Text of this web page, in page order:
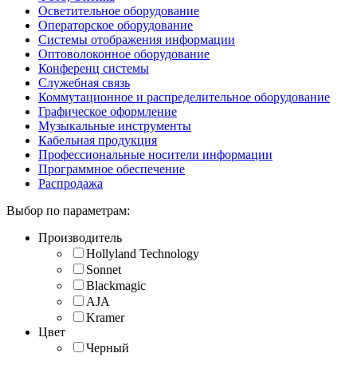
Осветительное оборудование
Операторское оборудование
Системы отображения информации
Оптоволоконное оборудование
Конференц системы
Служебная связь
Коммутационное и распределительное оборудование
Графическое оформление
Музыкальные инструменты
Кабельная продукция
Профессиональные носители информации
Программное обеспечение
Распродажа
Выбор по параметрам:
Производитель
Hollyland Technology
Sonnet
Blackmagic
AJA
Kramer
Цвет
Черный